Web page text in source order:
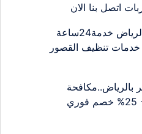
اتصل بنا الان
شركة تنظيف قصور بالرياض خدمة24ساعة
خدمات تنظيف القصور
صراصير آمنة 100% + 25% خصم فوري